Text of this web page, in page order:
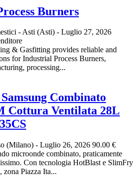
Burners
-Asti (Asti) - Luglio 27, 2026
& Gasfitting provides reliable and
for Industrial Process Burners,
processing...
Combinato
Cottura Ventilata 28L
(Milano) - Luglio 26, 2026 90.00 €
microonde combinato, praticamente
Con tecnologia HotBlast e SlimFry
zona Piazza Ita...